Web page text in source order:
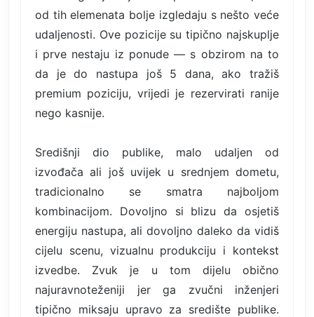
od tih elemenata bolje izgledaju s nešto veće
udaljenosti. Ove pozicije su tipično najskuplje
i prve nestaju iz ponude — s obzirom na to
da je do nastupa još 5 dana, ako tražiš
premium poziciju, vrijedi je rezervirati ranije
nego kasnije.
Središnji dio publike, malo udaljen od
izvođača ali još uvijek u srednjem dometu,
tradicionalno se smatra najboljom
kombinacijom. Dovoljno si blizu da osjetiš
energiju nastupa, ali dovoljno daleko da vidiš
cijelu scenu, vizualnu produkciju i kontekst
izvedbe. Zvuk je u tom dijelu obično
najuravnoteženiji jer ga zvučni inženjeri
tipično miksaju upravo za središte publike.